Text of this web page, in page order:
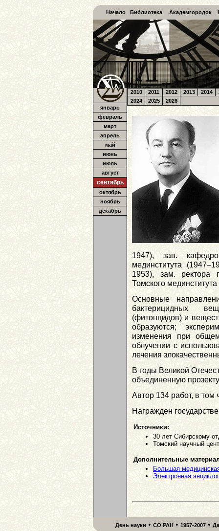
Начало Библиотека Академгородок
январь
февраль
март
апрель
май
июнь
июль
август
сентябрь
октябрь
ноябрь
декабрь
2010 2011 2012 2013 2014
2024
2025 2026
1947), зав.
мединститута
1953), зам. ректора
Томского
Основные
бактерицидных
(фитонцидов) и
образуются;
изменения при
облучении с
лечения
В годы Великой
объединенную
Автор 134 работ, в том
Награжден
Источники:
30 лет Сибирскому
Томский научный
Дополнительные
Большая
Электронная
День науки • СО РАН • 1957-2007 •